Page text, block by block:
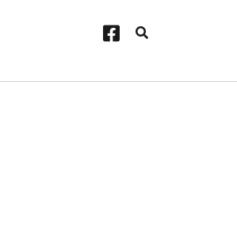
facebook